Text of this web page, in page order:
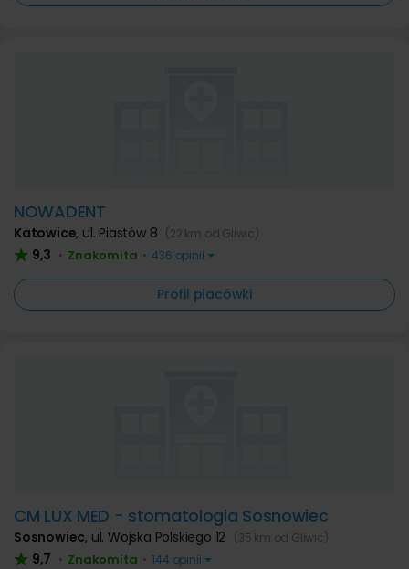
NOWADENT
Katowice, ul. Piastów 8 (22 km od Gliwic)
9,3 • Znakomita • 436 opinii
Profil placówki
CM LUX MED - stomatologia Sosnowiec
Sosnowiec, ul. Wojska Polskiego 12 (35 km od Gliwic)
9,7 • Znakomita • 144 opinii